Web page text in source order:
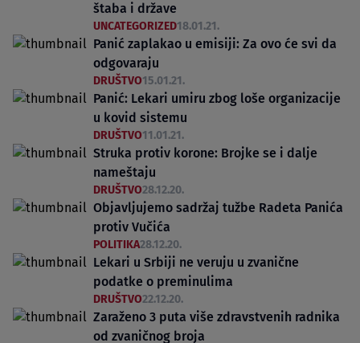
štaba i države
UNCATEGORIZED18.01.21.
Panić zaplakao u emisiji: Za ovo će svi da
odgovaraju
DRUŠTVO15.01.21.
Panić: Lekari umiru zbog loše organizacije
u kovid sistemu
DRUŠTVO11.01.21.
Struka protiv korone: Brojke se i dalje
nameštaju
DRUŠTVO28.12.20.
Objavljujemo sadržaj tužbe Radeta Panića
protiv Vučića
POLITIKA28.12.20.
Lekari u Srbiji ne veruju u zvanične
podatke o preminulima
DRUŠTVO22.12.20.
Zaraženo 3 puta više zdravstvenih radnika
od zvaničnog broja